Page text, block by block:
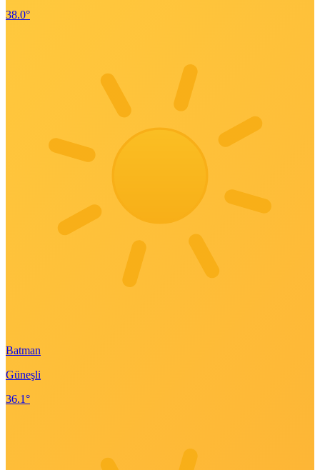
38.0°
Batman
Güneşli
36.1°